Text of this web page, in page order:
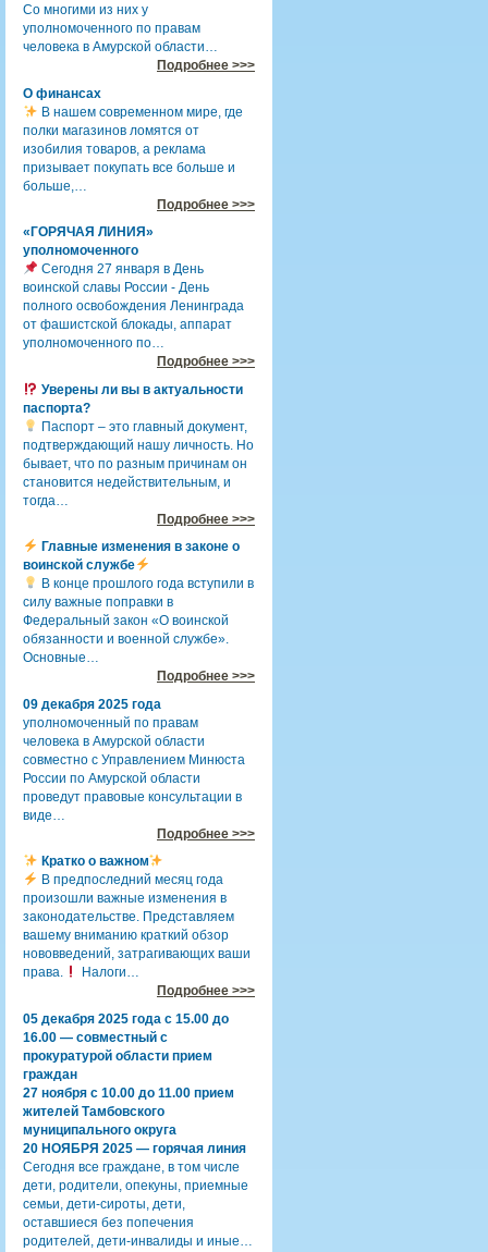
Со многими из них у
уполномоченного по правам
человека в Амурской области…
Подробнее >>>
О финансах
В нашем современном мире, где
полки магазинов ломятся от
изобилия товаров, а реклама
призывает покупать все больше и
больше,…
Подробнее >>>
«ГОРЯЧАЯ ЛИНИЯ»
уполномоченного
Сегодня 27 января в День
воинской славы России - День
полного освобождения Ленинграда
от фашистской блокады, аппарат
уполномоченного по…
Подробнее >>>
Уверены ли вы в актуальности
паспорта?
Паспорт – это главный документ,
подтверждающий нашу личность. Но
бывает, что по разным причинам он
становится недействительным, и
тогда…
Подробнее >>>
Главные изменения в законе о
воинской службе
В конце прошлого года вступили в
силу важные поправки в
Федеральный закон «О воинской
обязанности и военной службе».
Основные…
Подробнее >>>
09 декабря 2025 года
уполномоченный по правам
человека в Амурской области
совместно с Управлением Минюста
России по Амурской области
проведут правовые консультации в
виде…
Подробнее >>>
Кратко о важном
В предпоследний месяц года
произошли важные изменения в
законодательстве. Представляем
вашему вниманию краткий обзор
нововведений, затрагивающих ваши
права.
Налоги…
Подробнее >>>
05 декабря 2025 года с 15.00 до
16.00 — совместный с
прокуратурой области прием
граждан
27 ноября с 10.00 до 11.00 прием
жителей Тамбовского
муниципального округа
20 НОЯБРЯ 2025 — горячая линия
Сегодня все граждане, в том числе
дети, родители, опекуны, приемные
семьи, дети-сироты, дети,
оставшиеся без попечения
родителей, дети-инвалиды и иные…